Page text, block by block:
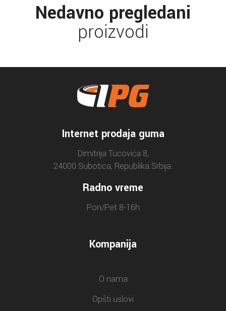
Nedavno pregledani
proizvodi
Internet prodaja guma
Dimitrija Tucovića 8,
24000 Subotica, Republika Srbija.
Radno vreme
Pon/Pet 8-16h
Kompanija
O nama
Opšti uslovi